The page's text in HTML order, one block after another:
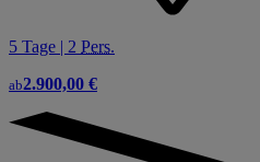
5 Tage | 2 Pers.
ab2.900,00 €